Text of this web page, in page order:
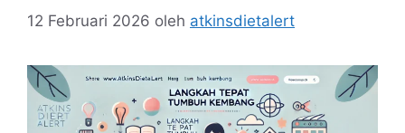
12 Februari 2026 oleh atkinsdietalert